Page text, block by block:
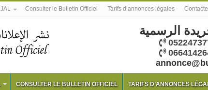
Consulter le Bulletin Officiel Tarifs d’annonces légales
الرسمية
CONSULTER LE BULLETIN OFFICIEL TARIFS D’ANNONCES